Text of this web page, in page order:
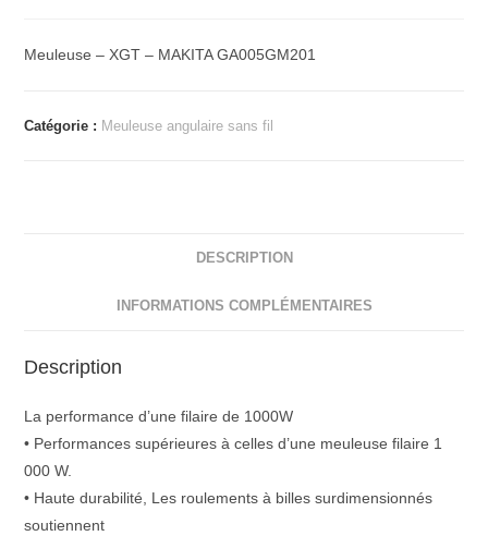
Meuleuse – XGT – MAKITA GA005GM201
Catégorie : Meuleuse angulaire sans fil
DESCRIPTION
INFORMATIONS COMPLÉMENTAIRES
Description
La performance d’une filaire de 1000W
• Performances supérieures à celles d’une meuleuse filaire 1
000 W.
• Haute durabilité, Les roulements à billes surdimensionnés
soutiennent